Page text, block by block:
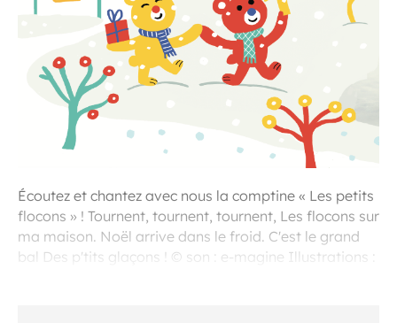
Écoutez et chantez avec nous la comptine « Les petits
flocons » ! Tournent, tournent, tournent, Les flocons sur
ma maison. Noël arrive dans le froid. C'est le grand
bal Des p'tits glaçons ! © son : e-magine Illustrations :